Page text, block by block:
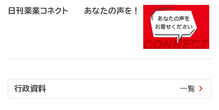
日刊薬業コネクト あなたの声を！
行政資料 一覧